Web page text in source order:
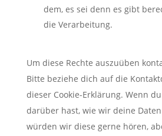
dem, es sei denn es gibt
die Verarbeitung.
Um diese Rechte auszuüben
Bitte beziehe dich auf die
dieser Cookie-Erklärung. Wenn
darüber hast, wie wir deine
würden wir diese gerne hören,